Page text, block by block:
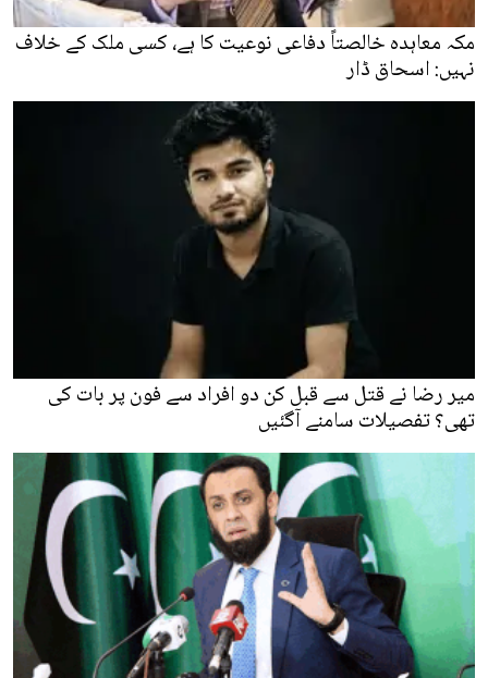
مکہ معاہدہ خالصتاً دفاعی نوعیت کا ہے، کسی ملک کے خلاف
نہیں: اسحاق ڈار
میر رضا نے قتل سے قبل کن دو افراد سے فون پر بات کی
تھی؟ تفصیلات سامنے آگئیں